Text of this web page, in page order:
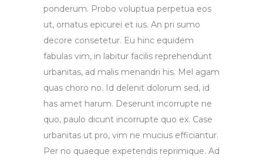
ponderum. Probo voluptua perpetua eos
ut, ornatus epicurei et ius. An pri sumo
decore consetetur. Eu hinc equidem
fabulas vim, in labitur facilis reprehendunt
urbanitas, ad malis menandri his. Mel agam
quas choro no. Id delenit dolorum sed, id
has amet harum. Deserunt incorrupte ne
quo, paulo dicunt incorrupte quo ex. Case
urbanitas ut pro, vim ne mucius efficiantur.
Per no quaeque expetendis reprimique. Ad